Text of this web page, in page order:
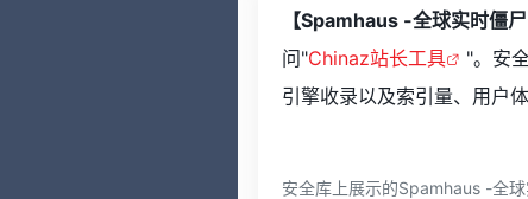
【Spamhaus -全球实时僵尸
问"Chinaz站长工具
"。安
引擎收录以及索引量、用户体
安全库上展示的Spamhaus -全